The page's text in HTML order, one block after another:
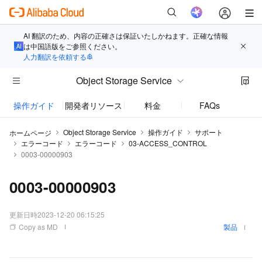
AI 翻訳のため、内容の正確さは保証いたしかねます。正確な情報
は中国語版をご参照ください。
人力翻訳を依頼する
Object Storage Service
操作ガイド 開発者リソース 料金 FAQs
ホームページ Object Storage Service 操作ガイド
サポート
エラーコード
エラーコード
03-ACCESS_CONTROL
0003-00000903
0003-00000903
更新日時2023-12-20 06:15:25
Copy as MD
製品